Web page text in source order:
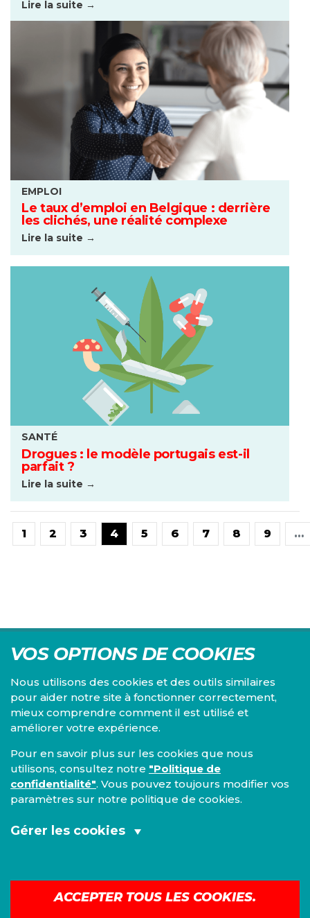
Lire la suite →
EMPLOI
Le taux d’emploi en Belgique : derrière
les clichés, une réalité complexe
Lire la suite →
SANTÉ
Drogues : le modèle portugais est-il
parfait ?
Lire la suite →
1 2 3 4 5 6 7 8 9 …
VOS OPTIONS DE COOKIES
Nous utilisons des cookies et des outils similaires
pour aider notre site à fonctionner correctement,
mieux comprendre comment il est utilisé et
améliorer votre expérience.
Pour en savoir plus sur les cookies que nous
utilisons, consultez notre "Politique de
confidentialité". Vous pouvez toujours modifier vos
paramètres sur notre politique de cookies.
Gérer les cookies
ACCEPTER TOUS LES COOKIES.
Centre d'études du PS, l'Institut Emile Vandervelde se
consacre à la recherche sur toutes les questions d'ordre
économique, social, financier, administratif, politique,
éthique, juridique et environnemental.
IEV
1000 Bruxelles